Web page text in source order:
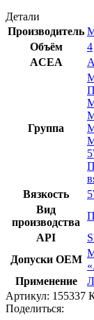
Детали
Производитель
Объём
4
ACEA
Группа
Вязкость
Вид
производства
API
Допуски OEM
Применение
Артикул: 155337
Поделиться: